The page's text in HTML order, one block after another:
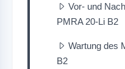
Vor- und
PMRA 20-Li B2
Wartung des
B2